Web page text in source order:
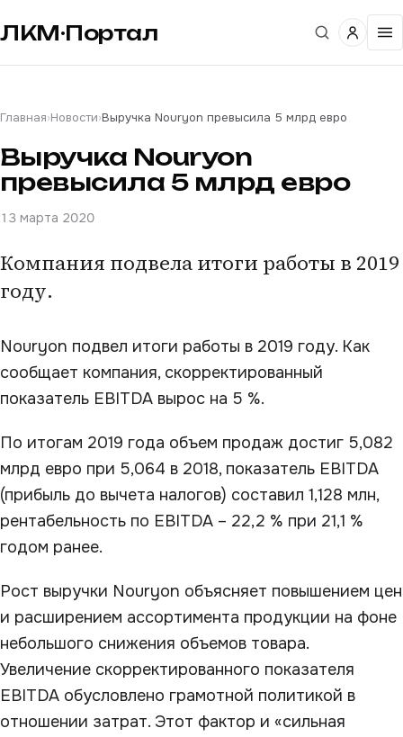
ЛКМ·Портал
Главная›Новости›Выручка Nouryon превысила 5 млрд евро
Выручка Nouryon
превысила 5 млрд евро
13 марта 2020
Компания подвела итоги работы в 2019
году.
Nouryon подвел итоги работы в 2019 году. Как
сообщает компания, скорректированный
показатель EBITDA вырос на 5 %.
По итогам 2019 года объем продаж достиг 5,082
млрд евро при 5,064 в 2018, показатель EBITDA
(прибыль до вычета налогов) составил 1,128 млн,
рентабельность по EBITDA – 22,2 % при 21,1 %
годом ранее.
Рост выручки Nouryon объясняет повышением цен
и расширением ассортимента продукции на фоне
небольшого снижения объемов товара.
Увеличение скорректированного показателя
EBITDA обусловлено грамотной политикой в
отношении затрат. Этот фактор и «сильная